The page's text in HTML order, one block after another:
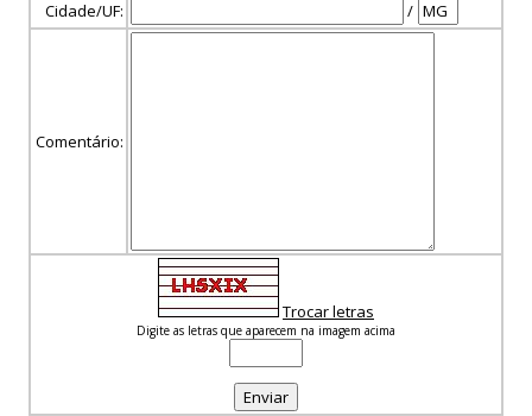
Cidade/UF:
/
Comentário:
Trocar letras
Digite as letras que aparecem na imagem acima